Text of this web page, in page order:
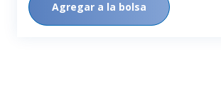
Agregar a la bolsa